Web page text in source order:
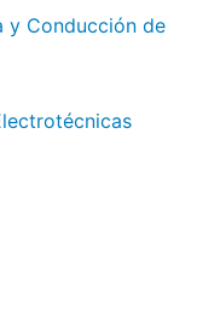
y Conducción de